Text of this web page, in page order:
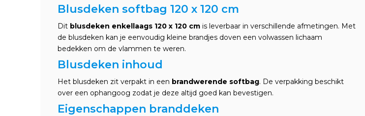
Blusdeken softbag 120 x 120 cm
Dit blusdeken enkellaags 120 x 120 cm is leverbaar in verschillende afmetingen. Met
de blusdeken kan je eenvoudig kleine brandjes doven een volwassen lichaam
bedekken om de vlammen te weren.
Blusdeken inhoud
Het blusdeken zit verpakt in een brandwerende softbag. De verpakking beschikt
over een ophangoog zodat je deze altijd goed kan bevestigen.
Eigenschappen branddeken